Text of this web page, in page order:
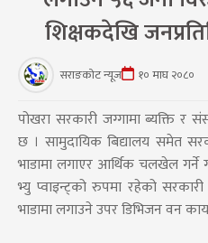
शिक्षकदेखि
सराङकोट न्यूज १० माघ २०८०
पोखरा सरकारी जग्गामा ब्यक्ति र
छ । सामुदायिक बिद्यालय समेत
भाडामा लगाएर आर्थिक चलखेल
भ्यु प्वाइन्ट्को रुपमा रहेको
भाडामा लगाउने उपर डिभिजन वन